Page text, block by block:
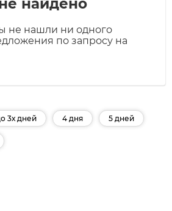
найдено
не нашли ни одного
по запросу на
3х дней 4 дня 5 дней